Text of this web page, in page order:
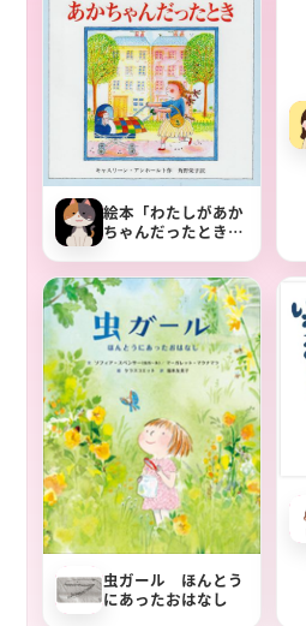
絵本「わたしがあか
ちゃんだったとき」
虫ガール ほんとう
にあったおはなし